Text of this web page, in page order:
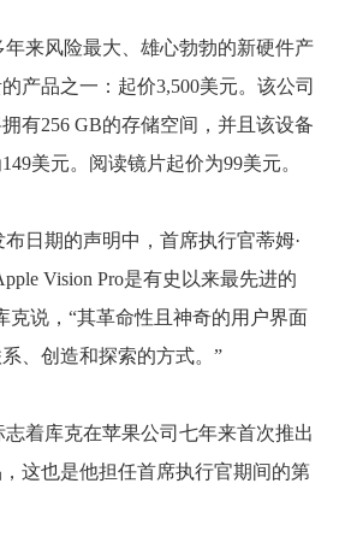
年来风险最大、雄心勃勃的新硬件产
产品之一：起价3,500美元。该公司
有256 GB的存储空间，并且该设备
美元。阅读镜片起价为99美元。
布日期的声明中，首席执行官蒂姆·
Vision Pro是有史以来最先进的
克说，“其革命性且神奇的用户界面
、创造和探索的方式。”
志着库克在苹果公司七年来首次推出
这也是他担任首席执行官期间的第